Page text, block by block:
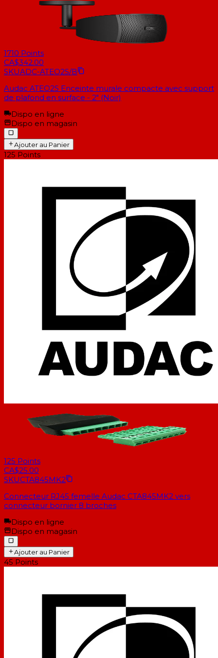
1710 Points
CA$342.00
SKUADC-ATEO2S/B
Audac ATEO2S Enceinte murale compacte avec support
de plafond en surface - 2" (Noir)
Dispo en ligne
Dispo en magasin
Ajouter au Panier
125 Points
125 Points
CA$25.00
SKUCTA845MK2
Connecteur RJ45 femelle Audac CTA845MK2 vers
connecteur bornier 8 broches
Dispo en ligne
Dispo en magasin
Ajouter au Panier
45 Points